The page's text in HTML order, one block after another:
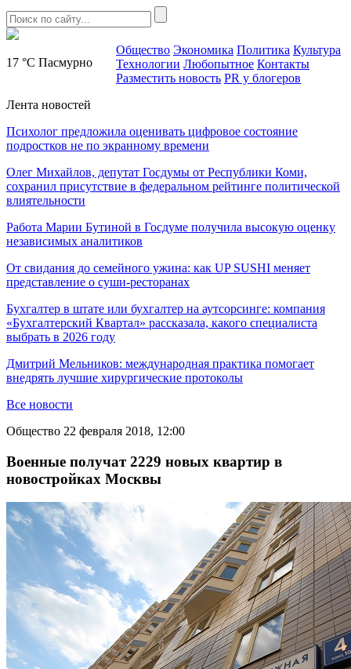
17 °C Пасмурно
Общество Экономика Политика Культура
Технологии Любопытное Контакты
Разместить новость PR у блогеров
Лента новостей
Психолог предложила оценивать цифровое состояние
подростков не по экранному времени
Олег Михайлов, депутат Госдумы от Республики Коми,
сохранил присутствие в федеральном рейтинге политической
влиятельности
Работа Марии Бутиной в Госдуме получила высокую оценку
независимых аналитиков
От свидания до семейного ужина: как UP SUSHI меняет
представление о суши-ресторанах
Бухгалтер в штате или бухгалтер на аутсорсинге: компания
«Бухгалтерский Квартал» рассказала, какого специалиста
выбрать в 2026 году
Дмитрий Мельников: международная практика помогает
внедрять лучшие хирургические протоколы
Все новости
Общество 22 февраля 2018, 12:00
Военные получат 2229 новых квартир в
новостройках Москвы